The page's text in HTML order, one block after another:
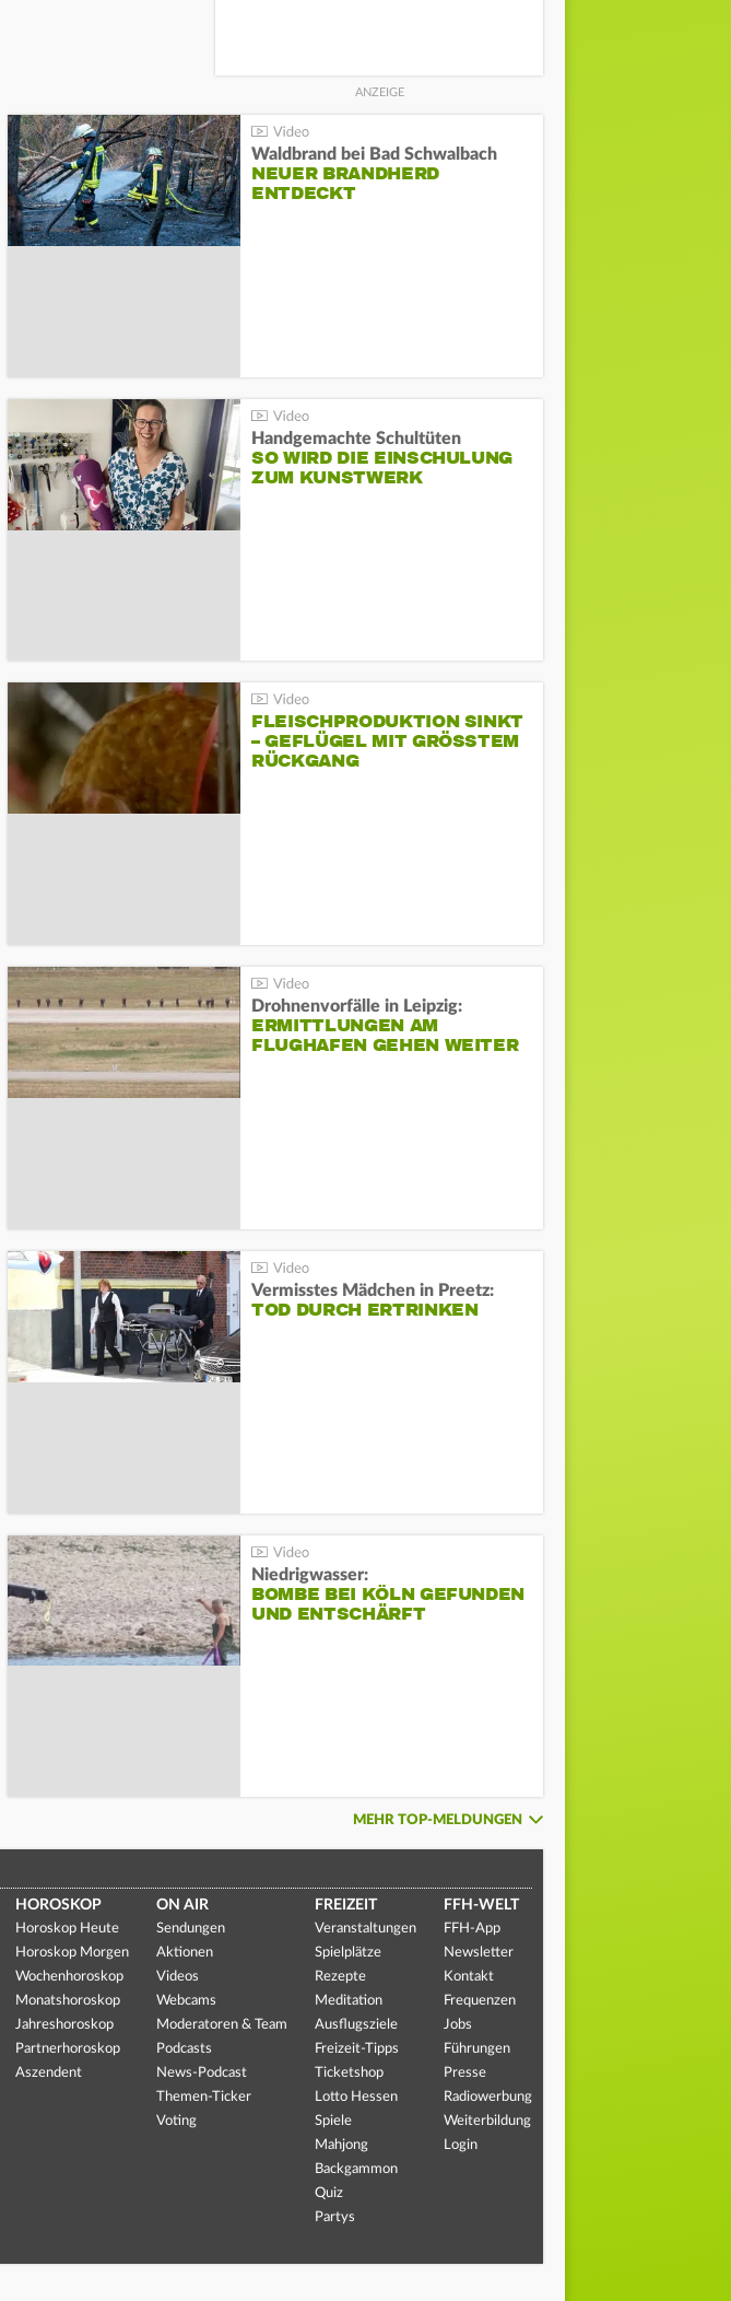
Waldbrand bei Bad Schwalbach
NEUER BRANDHERD
ENTDECKT
Handgemachte Schultüten
SO WIRD DIE EINSCHULUNG
ZUM KUNSTWERK
FLEISCHPRODUKTION SINKT
– GEFLÜGEL MIT GRÖSSTEM R
ÜCKGANG
Drohnenvorfälle in Leipzig:
ERMITTLUNGEN AM
FLUGHAFEN GEHEN WEITER
Vermisstes Mädchen in Preetz:
TOD DURCH ERTRINKEN
Niedrigwasser:
BOMBE BEI KÖLN GEFUNDEN
UND ENTSCHÄRFT
MEHR TOP-MELDUNGEN
HOROSKOP
Horoskop Heute
Horoskop Morgen
Wochenhoroskop
Monatshoroskop
Jahreshoroskop
Partnerhoroskop
Aszendent
ON AIR
Sendungen
Aktionen
Videos
Webcams
Moderatoren & Team
Podcasts
News-Podcast
Themen-Ticker
Voting
FREIZEIT
Veranstaltungen
Spielplätze
Rezepte
Meditation
Ausflugsziele
Freizeit-Tipps
Ticketshop
Lotto Hessen
Spiele
Mahjong
Backgammon
Quiz
Partys
FFH-WELT
FFH-App
Newsletter
Kontakt
Frequenzen
Jobs
Führungen
Presse
Radiowerbung
Weiterbildung
Login